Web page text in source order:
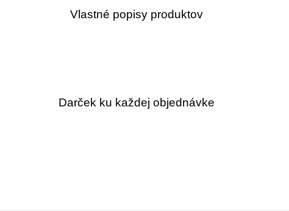
Vlastné popisy produktov
Darček ku každej objednávke